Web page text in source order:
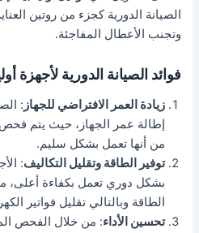
الصيانة الدورية كجزء من روتين
وتجنب الأعطال المفاجئة.
فوائد الصيانة الدورية لأجهزة
زيادة العمر الافتراضي للجهاز :
إطالة عمر الجهاز، حيث يتم فحص
من أنها تعمل بشكل سليم.
توفير الطاقة وتقليل التكاليف:
بشكل دوري تعمل بكفاءة أعلى،
الطاقة وبالتالي تقليل فواتير
تحسين الأداء: من خلال الفحص